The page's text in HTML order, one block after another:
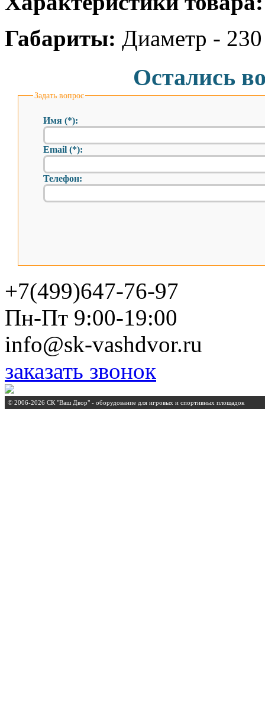
Габариты: Диаметр -
Остались
Задать вопрос
Имя (*):
Email (*):
Телефон:
+7(499)647-76-97
Пн-Пт 9:00-19:00
info@sk-vashdvor.ru
заказать звонок
© 2006-2026 СК "Ваш Двор" - оборудование для игровых и спортивных площадок